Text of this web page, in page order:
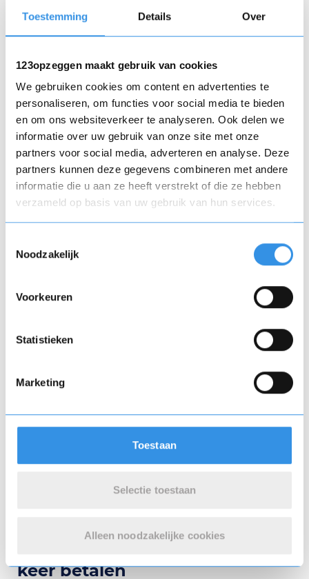
Toestemming Details Over
123opzeggen maakt gebruik van cookies
We gebruiken cookies om content en advertenties te
personaliseren, om functies voor social media te bieden
en om ons websiteverkeer te analyseren. Ook delen we
informatie over uw gebruik van onze site met onze
partners voor social media, adverteren en analyse. Deze
partners kunnen deze gegevens combineren met andere
informatie die u aan ze heeft verstrekt of die ze hebben
verzameld op basis van uw gebruik van hun services.
Noodzakelijk
Voorkeuren
Statistieken
Marketing
Toestaan
Selectie toestaan
Alleen noodzakelijke cookies
investering niet meeneemt naar je volgende
Beschikbaarheid in Nederland
Voorlopig is de pk-upgrade alleen uitgerold in het
Verenigd Koninkrijk. Wanneer Nederland volgt, is
nog niet bekend. Prijzen en voorwaarden kunnen
bovendien per land verschillen. Controleer
daarom altijd de actuele informatie in de
Volkswagen-app of bij de dealer voordat je de
upgrade activeert.
Conclusie: tijdelijk extra
keer betalen